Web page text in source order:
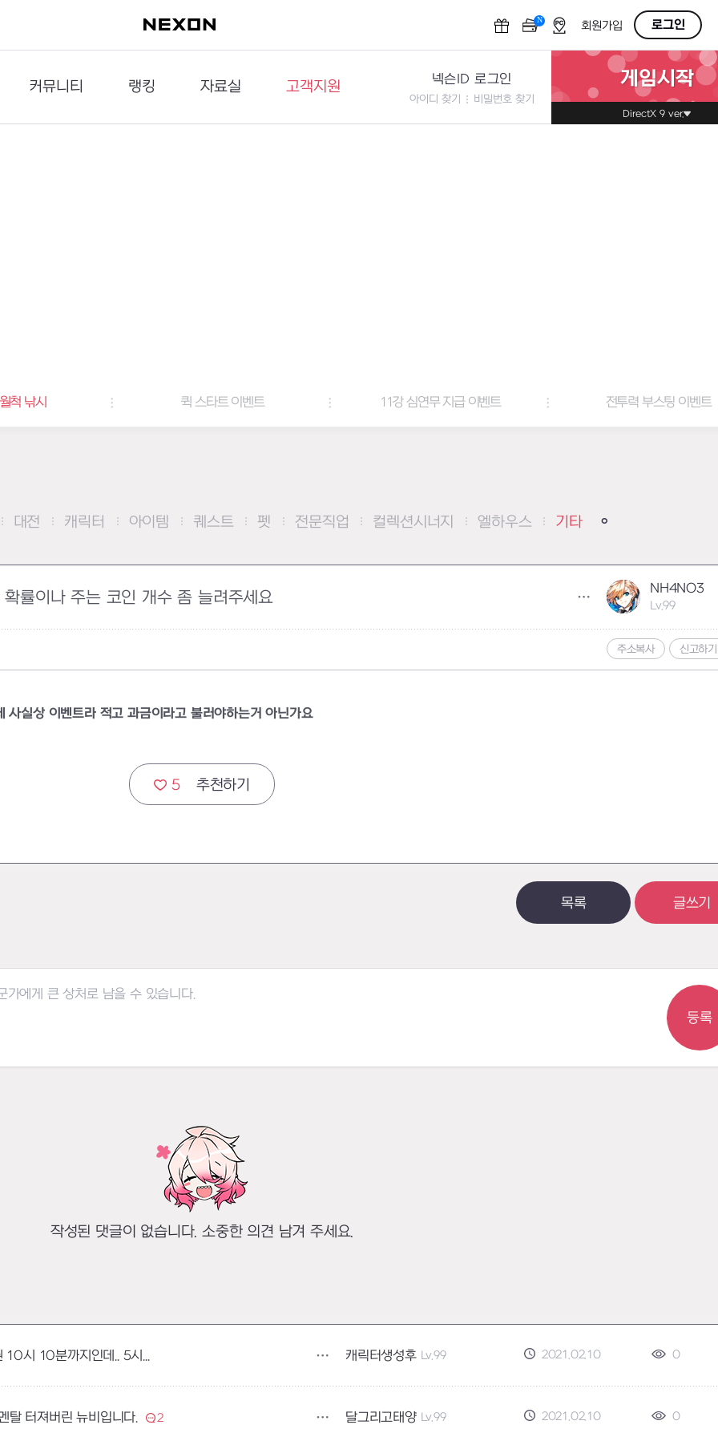
N OFF회원가입 로그인
커뮤니티
이슈게시판
랭킹
던전랭킹
자료실
다운로드
고객지원
문의하기
넥슨ID 로그인
아이디 찾기 비밀번호 찾기
게임시작
DirectX 9 ver.
낚시 퀵 스타트 이벤트 11강 심연무 지급 이벤트 전투력 부스팅 이벤트
대전 캐릭터 아이템 퀘스트 펫 전문직업 컬렉션시너지 엘하우스 기타
률이나 주는 코인 개수 좀 늘려주세요 NH4NO3
Lv.99
주소복사 신고하기
실상 이벤트라 적고 과금이라고 불러야하는거 아닌가요
5 추천하기
목록 글쓰기
등록
작성된 댓글이 없습니다. 소중한 의견 남겨 주세요.
[이벤트]아니 분명 직업변경권 10시 10분까지인데.. 5시에 패치하면 어떻게하나요? 캐릭터생성후 Lv.99 2021.02.10 0
탈 터져버린 뉴비입니다. 2 달그리고태양 Lv.99 2021.02.10 0